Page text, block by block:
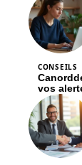
CONSEILS
vos